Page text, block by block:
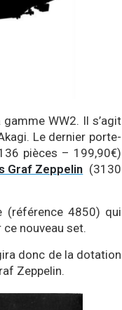
WW2. Il s’agit
Le dernier porte-
pièces – 199,90€)
Graf Zeppelin (3130
(référence 4850) qui
nouveau set.
donc de la dotation
Zeppelin.